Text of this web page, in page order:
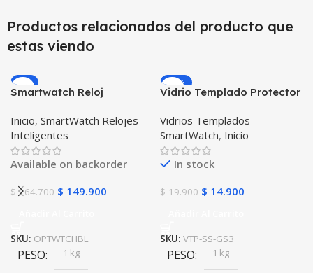
Productos relacionados del producto que
estas viendo
-9%
Smartwatch Reloj
WATCH BLACK™ (PK W34
Iwo 10 12) Compatible
Android y iPhone
Inicio, SmartWatch Relojes
Inteligentes
Available on backorder
$164.700 $ 149.900
SKU: OPTWTCHBL
PESO 1 kg
-25%
Vidrio Templado Protector
Smartwatch Samsung
Gear S3 Frontier
Vidrios Templados
SmartWatch, Inicio
In stock
$19.900 $ 14.900
SKU: VTP-SS-GS3
PESO 1 kg